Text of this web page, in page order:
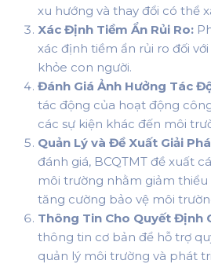
xu hướng và thay đổi có thể
Xác Định Tiềm Ẩn Rủi Ro:
xác định tiềm ẩn rủi ro đối
khỏe con người.
Đánh Giá Ảnh Hưởng Tác
tác động của hoạt động
các sự kiện khác đến môi
Quản Lý và Đề Xuất Giải
đánh giá, BCQTMT đề xuất
môi trường nhằm giảm
tăng cường bảo vệ môi
Thông Tin Cho Quyết Định
thông tin cơ bản để hỗ trợ
quản lý môi trường và phát